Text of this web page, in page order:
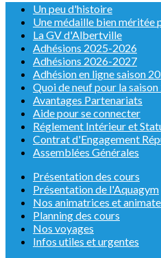
Un peu d'histoire
Une médaille bien méritée
La GV d'Albertville
Adhésions 2025-2026
Adhésions 2026-2027
Adhésion en ligne saison
Quoi de neuf pour la
Avantages Partenariats
Aide pour se connecter
Réglement Intérieur et
Contrat d'Engagement
Assemblées Générales
Présentation des cours
Présentation de l'Aquagym
Nos animatrices et
Planning des cours
Nos voyages
Infos utiles et urgentes